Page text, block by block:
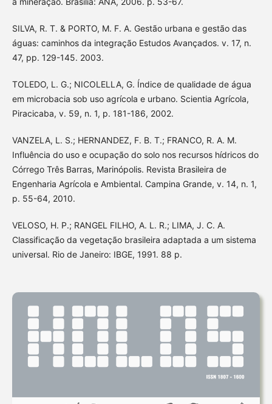
SILVA, R. T. & PORTO, M. F. A. Gestão urbana e gestão das
águas: caminhos da integração Estudos Avançados. v. 17, n.
47, pp. 129-145. 2003.
TOLEDO, L. G.; NICOLELLA, G. Índice de qualidade de água
em microbacia sob uso agrícola e urbano. Scientia Agrícola,
Piracicaba, v. 59, n. 1, p. 181-186, 2002.
VANZELA, L. S.; HERNANDEZ, F. B. T.; FRANCO, R. A. M.
Influência do uso e ocupação do solo nos recursos hídricos do
Córrego Três Barras, Marinópolis. Revista Brasileira de
Engenharia Agrícola e Ambiental. Campina Grande, v. 14, n. 1,
p. 55-64, 2010.
VELOSO, H. P.; RANGEL FILHO, A. L. R.; LIMA, J. C. A.
Classificação da vegetação brasileira adaptada a um sistema
universal. Rio de Janeiro: IBGE, 1991. 88 p.